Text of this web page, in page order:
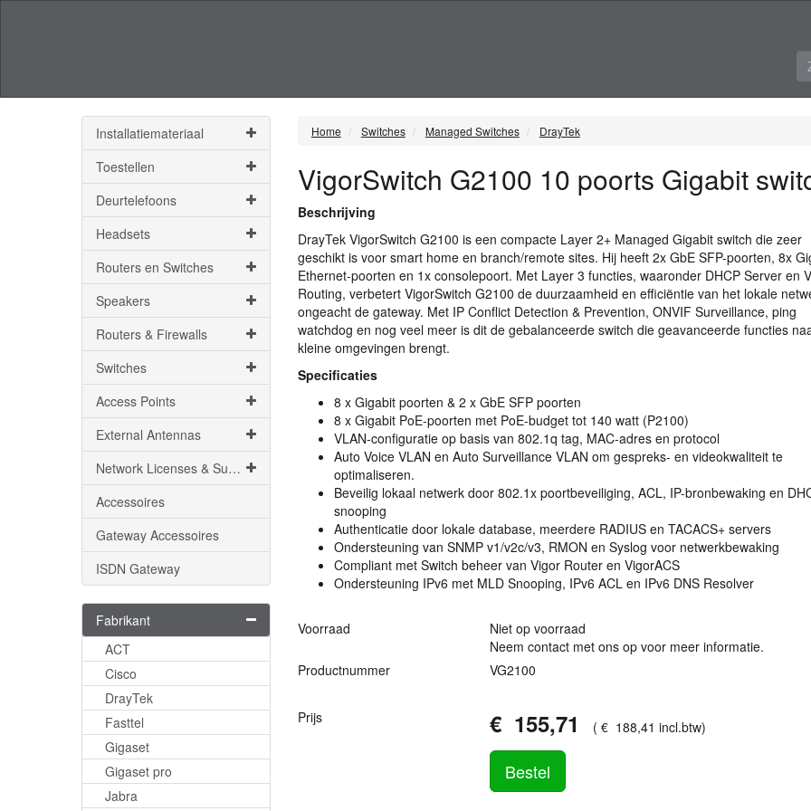
Installatiemateriaal
Toestellen
Deurtelefoons
Headsets
Routers en Switches
Speakers
Routers & Firewalls
Switches
Access Points
External Antennas
Network Licenses & Support
Accessoires
Gateway Accessoires
ISDN Gateway
Fabrikant
ACT
Cisco
DrayTek
Fasttel
Gigaset
Gigaset pro
Jabra
Home Switches Managed Switches DrayTek
VigorSwitch G2100 10 poorts Gigabit
Beschrijving
DrayTek VigorSwitch G2100 is een compacte Layer 2+ Managed Gigabit switch die zeer
geschikt is voor smart home en branch/remote sites. Hij heeft 2x GbE SFP-poorten, 8x
Ethernet-poorten en 1x consolepoort. Met Layer 3 functies, waaronder DHCPServer en
Routing, verbetert VigorSwitch G2100 de duurzaamheid en efficiëntie van het lokale
ongeacht de gateway. Met IP Conflict Detection & Prevention, ONVIFSurveillance, ping
watchdog en nog veel meer is dit de gebalanceerde switch die geavanceerde functies
kleine omgevingen brengt.
Specificaties
8 x Gigabit poorten & 2 x GbE SFPpoorten
8 x Gigabit PoE-poorten met PoE-budget tot 140 watt (P2100)
VLAN-configuratie op basis van 802.1q tag, MAC-adres en protocol
Auto Voice VLAN en Auto Surveillance VLAN om gespreks- en videokwaliteit te
optimaliseren.
Beveilig lokaal netwerk door 802.1x poortbeveiliging, ACL, IP-bronbewaking en
snooping
Authenticatie door lokale database, meerdere RADIUSen TACACS+ servers
Ondersteuning van SNMPv1/v2c/v3, RMON en Syslog voor netwerkbewaking
Compliant met Switch beheer van Vigor Router en VigorACS
Ondersteuning IPv6 met MLDSnooping, IPv6 ACLen IPv6 DNSResolver
Voorraad
Niet op voorraad
Neem contact met ons op voor meer informatie.
Productnummer
VG2100
Prijs € 155,71 (€ 188,41 incl.btw)
Bestel